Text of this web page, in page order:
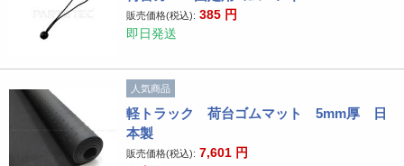
販売価格(税込): 385 円
即日発送
人気商品
軽トラック 荷台ゴムマット 5mm厚 日
本製
販売価格(税込): 7,601 円